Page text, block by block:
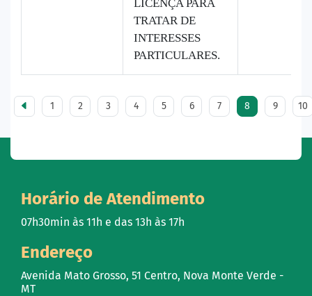
LICENÇA PARA
TRATAR DE
INTERESSES
PARTICULARES.
1 2 3 4 5 6 7 8 9 10
Horário de Atendimento
07h30min às 11h e das 13h às 17h
Endereço
Avenida Mato Grosso, 51 Centro, Nova Monte Verde -
MT